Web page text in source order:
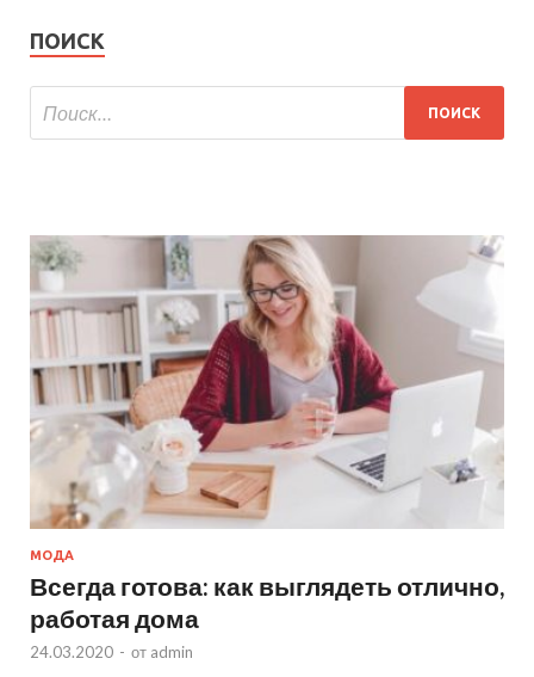
ПОИСК
МОДА
Всегда готова: как выглядеть отлично,
работая дома
24.03.2020 - от admin